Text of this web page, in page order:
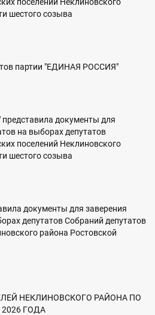
шестого созыва
партии "ЕДИНАЯ РОССИЯ"
документы для
на выборах депутатов
поселений Неклиновского
шестого созыва
документы для заверения
депутатов Собраний депутатов
района Ростовской
НЕКЛИНОВСКОГО РАЙОНА ПО
ГОДА